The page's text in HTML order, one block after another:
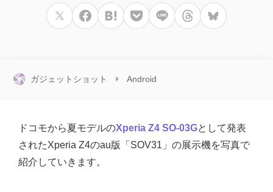
ガジェットショット Android
ドコモから夏モデルのXperia Z4 SO-03Gとして発表
されたXperia Z4のau版「SOV31」の展示機を写真で
紹介していきます。